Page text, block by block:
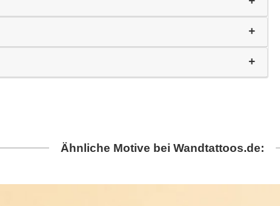
Ähnliche Motive bei Wandtattoos.de: